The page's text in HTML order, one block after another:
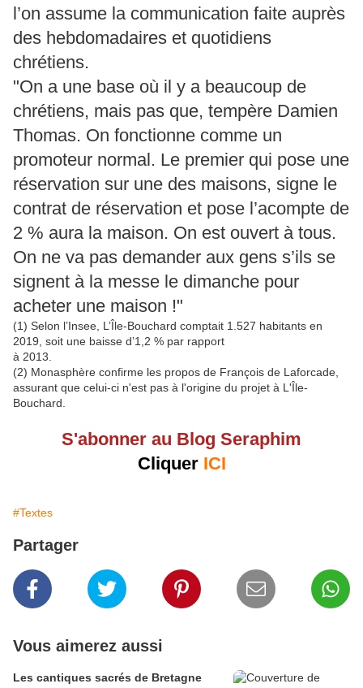
l’on assume la communication faite auprès
des hebdomadaires et quotidiens
chrétiens.
"On a une base où il y a beaucoup de
chrétiens, mais pas que, tempère Damien
Thomas. On fonctionne comme un
promoteur normal. Le premier qui pose une
réservation sur une des maisons, signe le
contrat de réservation et pose l’acompte de
2 % aura la maison. On est ouvert à tous.
On ne va pas demander aux gens s’ils se
signent à la messe le dimanche pour
acheter une maison !"
(1) Selon l’Insee, L’Île-Bouchard comptait 1.527 habitants en
2019, soit une baisse d’1,2 % par rapport
à 2013.
(2) Monasphère confirme les propos de François de Laforcade,
assurant que celui-ci n'est pas à l'origine du projet à L'Île-
Bouchard.
S'abonner au Blog Seraphim
Cliquer ICI
#Textes
Partager
Vous aimerez aussi
Les cantiques sacrés de Bretagne